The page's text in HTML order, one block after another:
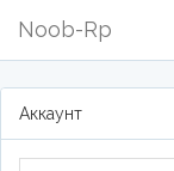
Noob-Rp
Аккаунт